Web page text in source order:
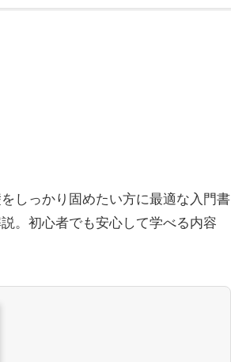
しっかり固めたい方に最適な入門書
。初心者でも安心して学べる内容